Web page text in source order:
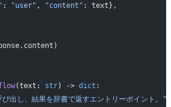
: "user" , "content" : text},
(text: str) -> dict :
出し、結果を辞書で返すエントリーポイント。